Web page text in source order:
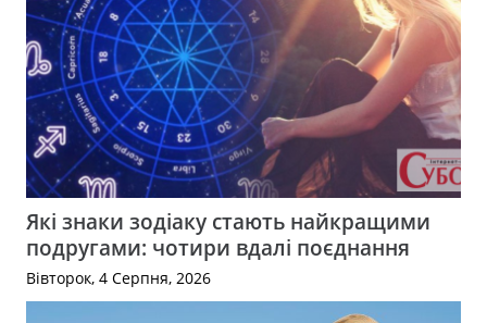
Які знаки зодіаку стають найкращими
подругами: чотири вдалі поєднання
Вівторок, 4 Серпня, 2026